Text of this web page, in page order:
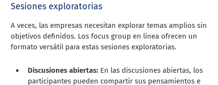
Sesiones exploratorias
A veces, las empresas necesitan explorar temas amplios sin
objetivos definidos. Los focus group en línea ofrecen un
formato versátil para estas sesiones exploratorias.
Discusiones abiertas: En las discusiones abiertas, los
participantes pueden compartir sus pensamientos e